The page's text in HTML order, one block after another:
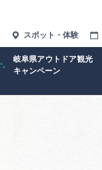
スポット・体験
岐阜県アウトドア観光
キャンペーン